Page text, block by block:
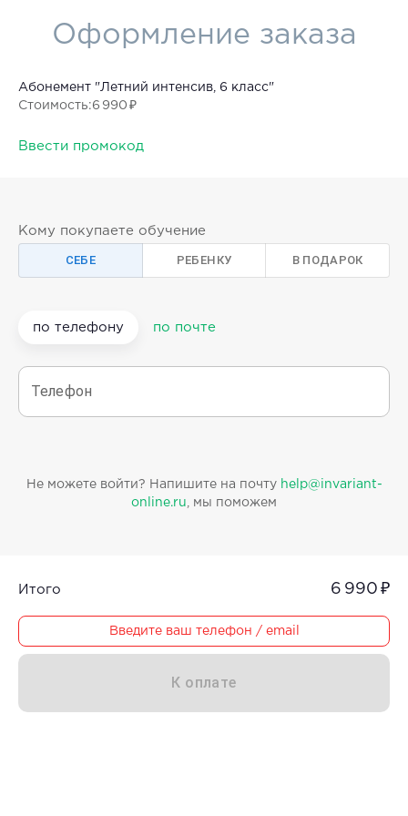
Оформление заказа
Абонемент "Летний интенсив, 6 класс"
Стоимость:6 990 ₽
Ввести промокод
Кому покупаете обучение
СЕБЕ РЕБЕНКУ В ПОДАРОК
по телефону по почте
Телефон
Не можете войти? Напишите на почту help@invariant-
online.ru , мы поможем
Итого 6 990 ₽
Введите ваш телефон / email
К оплате